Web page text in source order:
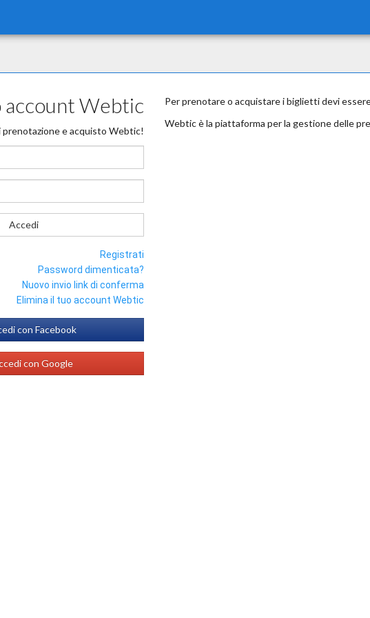
account Webtic
e acquisto Webtic!
Accedi
Registrati
Password dimenticata?
Nuovo invio link di conferma
Elimina il tuo account Webtic
con Facebook
con Google
Per prenotare o acquistare i biglietti devi
Webtic è la piattaforma per la gestione delle